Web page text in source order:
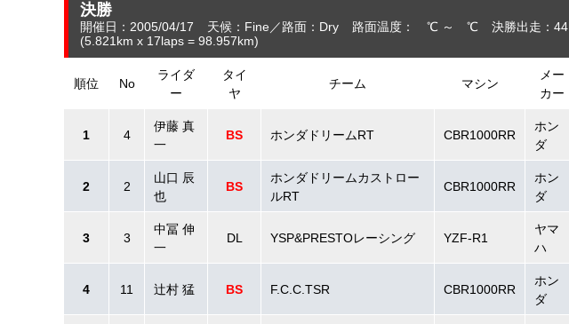
決勝
開催日：2005/04/17 天候：Fine 路面：Dry 路面温度： ℃ ～ ℃ 決勝出走：44
(5.821 km x 17laps = 98.957km)
順位 No
ライダ
ー
タイ
ヤ
チーム マシン
メー
カー
1 4
伊藤 真
一
BS ホンダドリームRT CBR1000RR
ホン
ダ
2 2
山口 辰
也
BS
ホンダドリームカストロー
ルRT
CBR1000RR
ホン
ダ
3 3
中冨 伸
一
DL YSP&PRESTOレーシング YZF-R1
ヤマ
ハ
4 11 辻村 猛 BS F.C.C.TSR CBR1000RR
ホン
ダ